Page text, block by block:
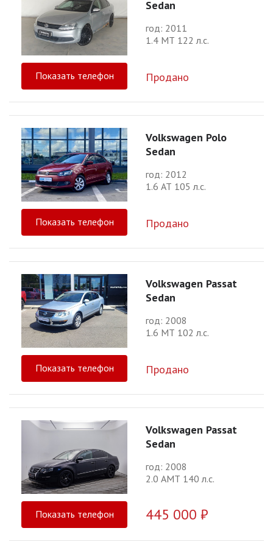
Sedan
год: 2011
1.4 МТ 122 л.с.
Показать телефон Продано
Volkswagen Polo
Sedan
год: 2012
1.6 АТ 105 л.с.
Показать телефон Продано
Volkswagen Passat
Sedan
год: 2008
1.6 МТ 102 л.с.
Показать телефон Продано
Volkswagen Passat
Sedan
год: 2008
2.0 АМТ 140 л.с.
Показать телефон 445 000 ₽